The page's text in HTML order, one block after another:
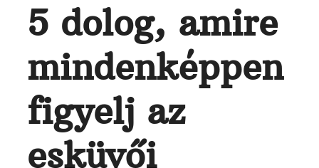
5 dolog, amire
mindenképpen
figyelj az
esküvői